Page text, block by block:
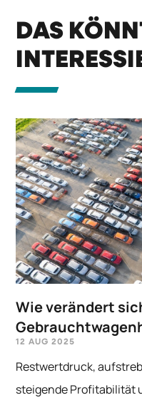
DAS
Wie verändert
12 AUG 2025
Restwertdruck,
steigende Profitabilität